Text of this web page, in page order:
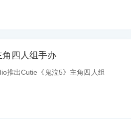
四人组手办
出Cutie《鬼泣5》主角四人组